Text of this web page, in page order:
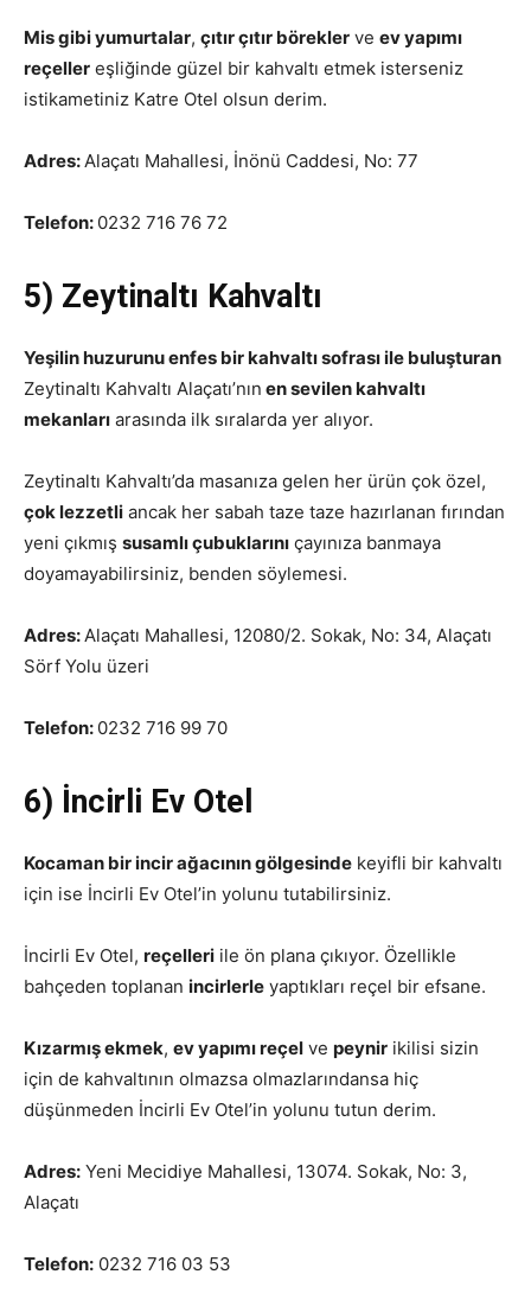
Mis gibi yumurtalar, çıtır çıtır börekler ve ev yapımı
reçeller eşliğinde güzel bir kahvaltı etmek isterseniz
istikametiniz Katre Otel olsun derim.
Adres:Alaçatı Mahallesi, İnönü Caddesi, No: 77
Telefon: 0232 716 76 72
5) Zeytinaltı Kahvaltı
Yeşilin huzurunu enfes bir kahvaltı sofrası ile buluşturan
Zeytinaltı Kahvaltı Alaçatı’nın en sevilen kahvaltı
mekanları arasında ilk sıralarda yer alıyor.
Zeytinaltı Kahvaltı’da masanıza gelen her ürün çok özel,
çok lezzetli ancak her sabah taze taze hazırlanan fırından
yeni çıkmış susamlı çubuklarını çayınıza banmaya
doyamayabilirsiniz, benden söylemesi.
Adres:Alaçatı Mahallesi, 12080/2. Sokak, No: 34, Alaçatı
Sörf Yolu üzeri
Telefon: 0232 716 99 70
6) İncirli Ev Otel
Kocaman bir incir ağacının gölgesinde keyifli bir kahvaltı
için ise İncirli Ev Otel’in yolunu tutabilirsiniz.
İncirli Ev Otel, reçelleri ile ön plana çıkıyor. Özellikle
bahçeden toplanan incirlerle yaptıkları reçel bir efsane.
Kızarmış ekmek, ev yapımı reçel ve peynir ikilisi sizin
için de kahvaltının olmazsa olmazlarındansa hiç
düşünmeden İncirli Ev Otel’in yolunu tutun derim.
Adres: Yeni Mecidiye Mahallesi, 13074. Sokak, No: 3,
Alaçatı
Telefon: 0232 716 03 53